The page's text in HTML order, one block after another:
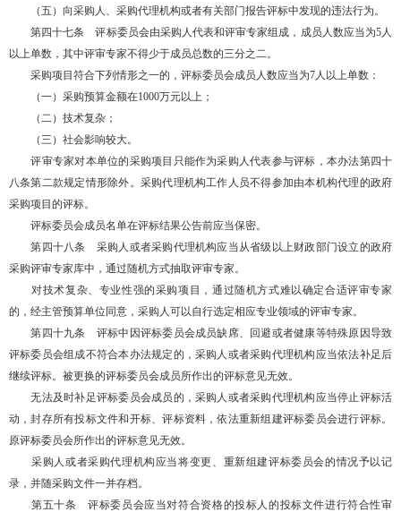
（五）向采购人、采购代理机构或者有关部门报告评标中发现的违法行为。
第四十七条 评标委员会由采购人代表和评审专家组成，成员人数应当为5人
以上单数，其中评审专家不得少于成员总数的三分之二。
采购项目符合下列情形之一的，评标委员会成员人数应当为7人以上单数：
（一）采购预算金额在1000万元以上；
（二）技术复杂；
（三）社会影响较大。
评审专家对本单位的采购项目只能作为采购人代表参与评标，本办法第四十
八条第二款规定情形除外。采购代理机构工作人员不得参加由本机构代理的政府
采购项目的评标。
评标委员会成员名单在评标结果公告前应当保密。
第四十八条 采购人或者采购代理机构应当从省级以上财政部门设立的政府
采购评审专家库中，通过随机方式抽取评审专家。
对技术复杂、专业性强的采购项目，通过随机方式难以确定合适评审专家
的，经主管预算单位同意，采购人可以自行选定相应专业领域的评审专家。
第四十九条 评标中因评标委员会成员缺席、回避或者健康等特殊原因导致
评标委员会组成不符合本办法规定的，采购人或者采购代理机构应当依法补足后
继续评标。被更换的评标委员会成员所作出的评标意见无效。
无法及时补足评标委员会成员的，采购人或者采购代理机构应当停止评标活
动，封存所有投标文件和开标、评标资料，依法重新组建评标委员会进行评标。
原评标委员会所作出的评标意见无效。
采购人或者采购代理机构应当将变更、重新组建评标委员会的情况予以记
录，并随采购文件一并存档。
第五十条 评标委员会应当对符合资格的投标人的投标文件进行符合性审